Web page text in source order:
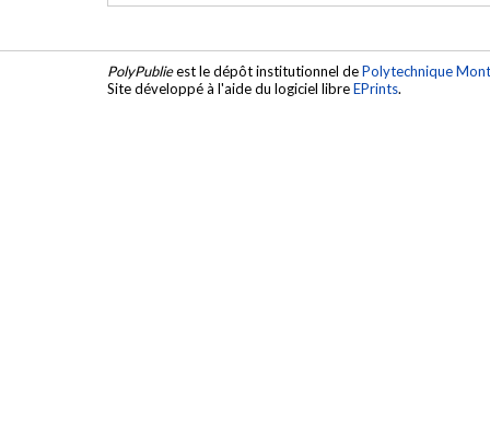
PolyPublieest le dépôt institutionnel dePolytechnique
Site développé à l'aide du logiciel libreEPrints.